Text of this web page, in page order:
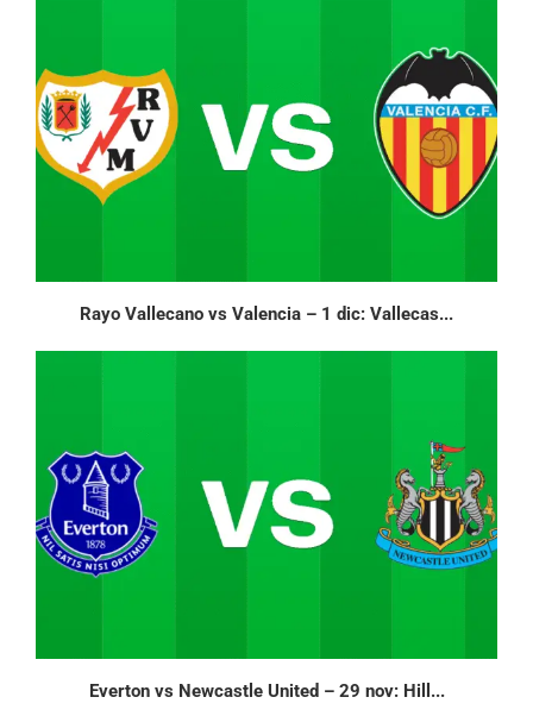
Rayo Vallecano vs Valencia – 1 dic: Vallecas...
Everton vs Newcastle United – 29 nov: Hill...